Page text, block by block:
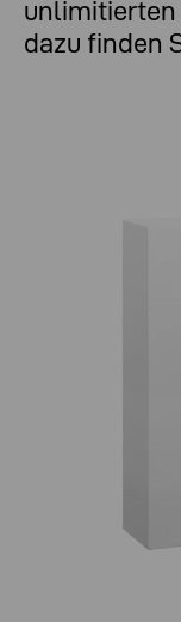
unlimitierten
dazu finden